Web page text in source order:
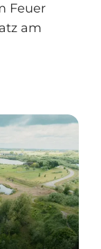
Feuer
am